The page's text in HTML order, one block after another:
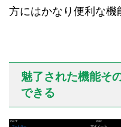
方にはかなり便利な機
魅了された機能そ
できる